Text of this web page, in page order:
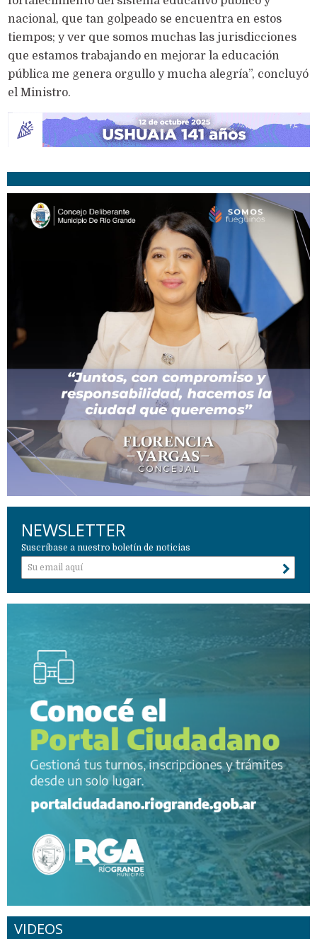
nacional, que tan golpeado se encuentra en estos
tiempos; y ver que somos muchas las jurisdicciones
que estamos trabajando en mejorar la educación
pública me genera orgullo y mucha alegría”, concluyó
el Ministro.
NEWSLETTER
Suscríbase a nuestro boletín de noticias
VIDEOS